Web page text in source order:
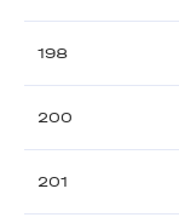
198
200
201